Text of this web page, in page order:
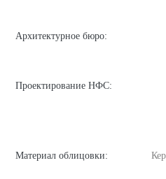
Архитектурное бюро:
Проектирование НФС:
Материал облицовки: